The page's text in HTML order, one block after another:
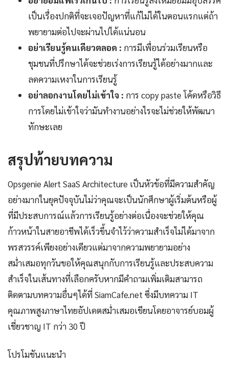
เป็นเรื่องปกติที่จะเจอปัญหาที่แก้ไม่ได้ในตอนแรกแต่ถ้า
พยายามต่อไปจะผ่านไปได้แน่นอน
อย่าเรียนรู้คนเดียวตลอด : การมีเพื่อนร่วมเรียนหรือ
ชุมชนที่ปรึกษาได้จะช่วยเร่งการเรียนรู้ได้อย่างมากและ
ลดความเหงาในการเรียนรู้
อย่าลอกงานโดยไม่เข้าใจ : การ copy paste โค้ดหรือวิธี
การโดยไม่เข้าใจว่ามันทำงานอย่างไรจะไม่ช่วยให้พัฒนา
ทักษะเลย
สรุปท้ายบทความ
Opsgenie Alert SaaS Architecture เป็นหัวข้อที่มีความสำคัญ
อย่างมากในยุคปัจจุบันไม่ว่าคุณจะเป็นนักศึกษาผู้เริ่มต้นหรือผู้
ที่มีประสบการณ์แล้วการเรียนรู้อย่างต่อเนื่องจะช่วยให้คุณ
ก้าวหน้าในสายอาชีพได้เร็วขึ้นจำไว้ว่าความสำเร็จไม่ได้มาจาก
พรสวรรค์เพียงอย่างเดียวแต่มาจากความพยายามอย่าง
สม่ำเสมอทุกวันขอให้คุณสนุกกับการเรียนรู้และประสบความ
สำเร็จในเส้นทางที่เลือกครับหากมีคำถามเพิ่มเติมสามารถ
ติดตามบทความอื่นๆได้ที่ SiamCafe.net ซึ่งมีบทความ IT
คุณภาพสูงภาษาไทยอัปเดตสม่ำเสมอเขียนโดยอาจารย์บอมผู้
เชี่ยวชาญ IT กว่า 30 ปี
โปรโมชันแนะนำ